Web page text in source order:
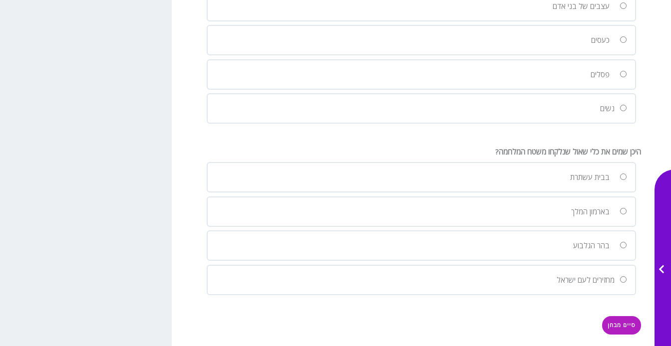
עצבים של בני אדם
כעסים
פסלים
נשים
היכן שמים את כלי שאול שנלקחו משטח המלחמה?
בבית עשתרת
בארמון המלך
בהר הגלבוע
מחזירים לעם ישראל